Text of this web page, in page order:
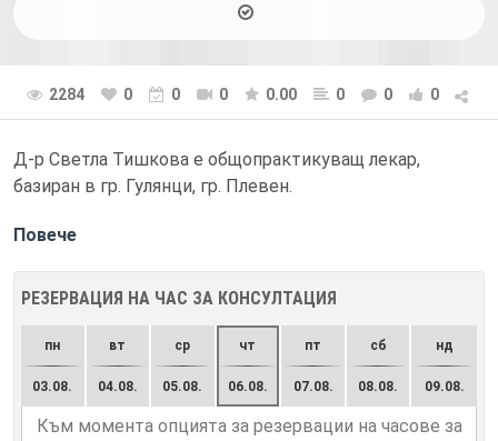
2284 0 0 0 0.00 0 0 0
Д-р Светла Тишкова е общопрактикуващ лекар,
базиран в гр. Гулянци, гр. Плевен.
Повече
РЕЗЕРВАЦИЯ НА ЧАС ЗА КОНСУЛТАЦИЯ
пн
03.08.
вт
04.08.
ср
05.08.
чт
06.08.
пт
07.08.
сб
08.08.
нд
09.08.
Към момента опцията за резервации на часове за